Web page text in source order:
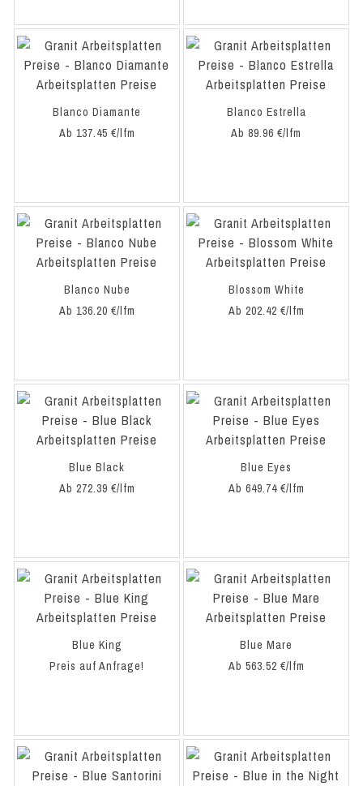
Blanco Diamante
Ab 137.45 €/lfm
Blanco Estrella
Ab 89.96 €/lfm
Blanco Nube
Ab 136.20 €/lfm
Blossom White
Ab 202.42 €/lfm
Blue Black
Ab 272.39 €/lfm
Blue Eyes
Ab 649.74 €/lfm
Blue King
Preis auf Anfrage!
Blue Mare
Ab 563.52 €/lfm